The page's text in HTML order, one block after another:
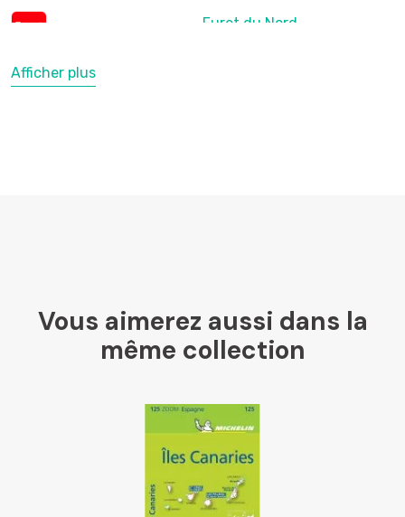
Furet du Nord
Mollat
Chapitre
Afficher plus
Vous aimerez aussi dans la
même collection